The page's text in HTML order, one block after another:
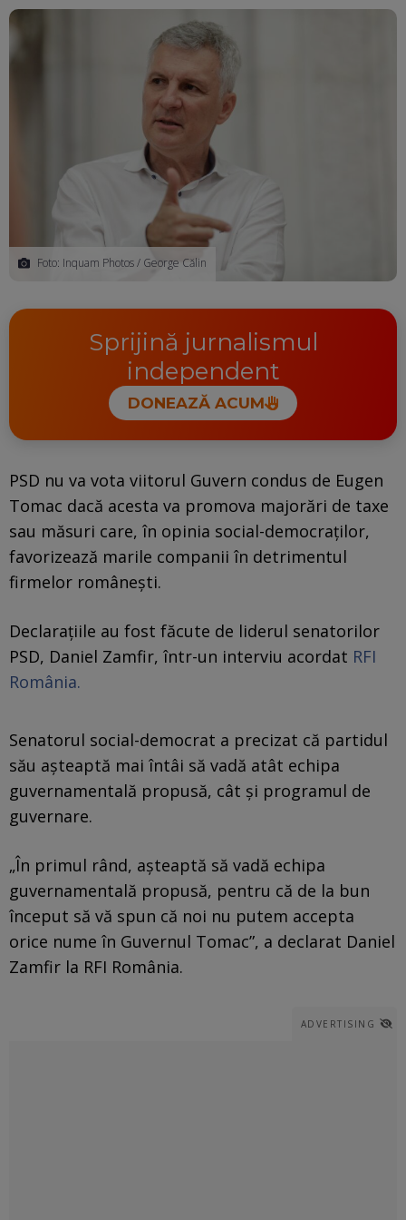
Foto: Inquam Photos / George Călin
Sprijină jurnalismul
independent
DONEAZĂ ACUM
PSD nu va vota viitorul Guvern condus de Eugen
Tomac dacă acesta va promova majorări de taxe
sau măsuri care, în opinia social-democraților,
favorizează marile companii în detrimentul
firmelor românești.
Declarațiile au fost făcute de liderul senatorilor
PSD, Daniel Zamfir, într-un interviu acordat RFI
România.
Senatorul social-democrat a precizat că partidul
său așteaptă mai întâi să vadă atât echipa
guvernamentală propusă, cât și programul de
guvernare.
„În primul rând, așteaptă să vadă echipa
guvernamentală propusă, pentru că de la bun
început să vă spun că noi nu putem accepta
orice nume în Guvernul Tomac”, a declarat Daniel
Zamfir la RFI România.
ADVERTISING